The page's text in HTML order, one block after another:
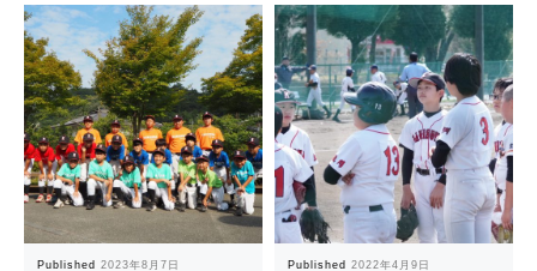
Published 2023年8月7日 Published 2022年4月9日